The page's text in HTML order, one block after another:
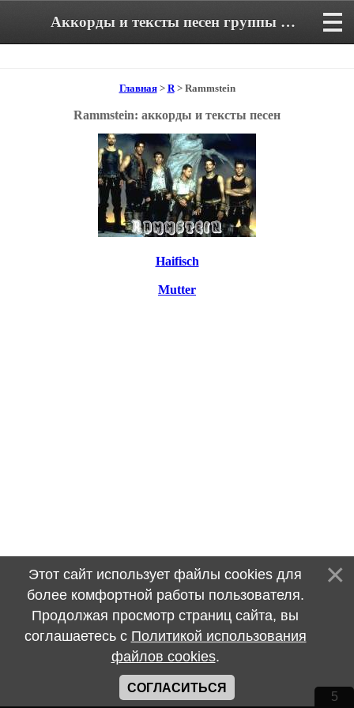
Аккорды и тексты песен группы Rammstein
Главная> R> Rammstein
Rammstein: аккорды и тексты песен
Haifisch
Mutter
Этот сайт использует файлы cookies для
более комфортной работы пользователя.
Продолжая просмотр страниц сайта, вы
соглашаетесь с Политикой использования
файлов cookies.
СОГЛАСИТЬСЯ
5